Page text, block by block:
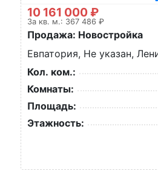
10 161 000 ₽
За кв. м.: 367 486 ₽
Продажа: Новостройка
Евпатория, Не указан,
Кол. ком.:
Комнаты:
Площадь:
Этажность: